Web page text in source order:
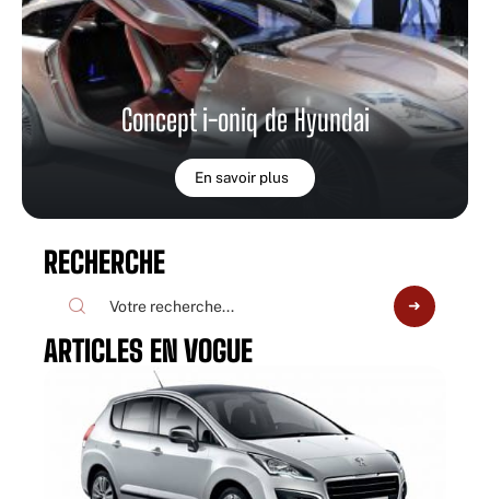
Concept i-oniq de Hyundai
En savoir plus
RECHERCHE
ARTICLES EN VOGUE